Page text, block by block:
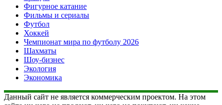
Фигурное катание
Фильмы и сериалы
Футбол
Хоккей
Чемпионат мира по футболу 2026
Шахматы
Шоу-бизнес
Экология
Экономика
Данный сайт не является коммерческим проектом. На этом